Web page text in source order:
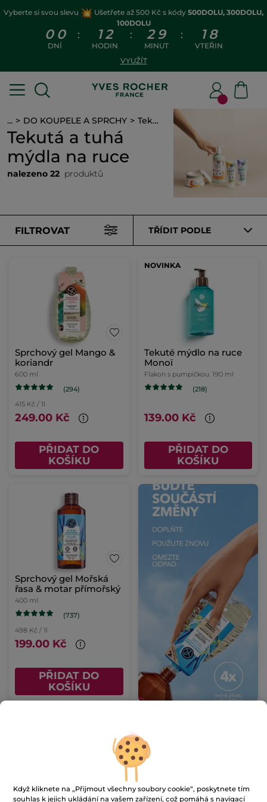
Vyberte si svou slevu Ušetřete až 500 Kč s kódy 500DOLU, 300DOLU,
100DOLU
0 0
DNÍ
: 1 2
HODIN
: 2 9
MINUT
: 1 7
VTEŘIN
VYUŽÍT
... DO KOUPELE A SPRCHY Tekutá a tuhá mýdla na ruce
Tekutá a tuhá
mýdla na ruce
nalezeno 22 produktů
FILTROVAT TŘÍDIT PODLE
Sprchový gel Mango &
koriandr
600 ml
(294)
415 Kč / 1l
249.00 Kč
PŘIDAT DO
KOŠÍKU
NOVINKA
Tekuté mýdlo na ruce
Monoï
Flakon s pumpičkou 190 ml
(218)
139.00 Kč
PŘIDAT DO
KOŠÍKU
Sprchový gel Mořská
řasa & motar přímořský
400 ml
(737)
498 Kč / 1l
199.00 Kč
PŘIDAT DO
KOŠÍKU
Když kliknete na „Přijmout všechny soubory cookie“, poskytnete tím
souhlas k jejich ukládání na vašem zařízení, což pomáhá s navigací